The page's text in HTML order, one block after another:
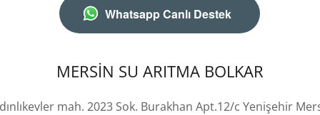
Whatsapp Canlı Destek
MERSİN SU ARITMA BOLKAR
mah. 2023 Sok. Burakhan Apt.12/c Yenişehir